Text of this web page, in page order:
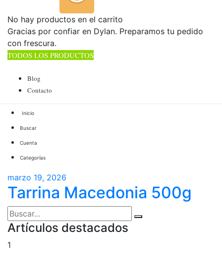
No hay productos en el carrito
Gracias por confiar en Dylan. Preparamos tu pedido
con frescura.
TODOS LOS PRODUCTOS
Blog
Contacto
Buscar
Cuenta
Categorías
marzo 19, 2026
Tarrina Macedonia 500g
Artículos destacados
1